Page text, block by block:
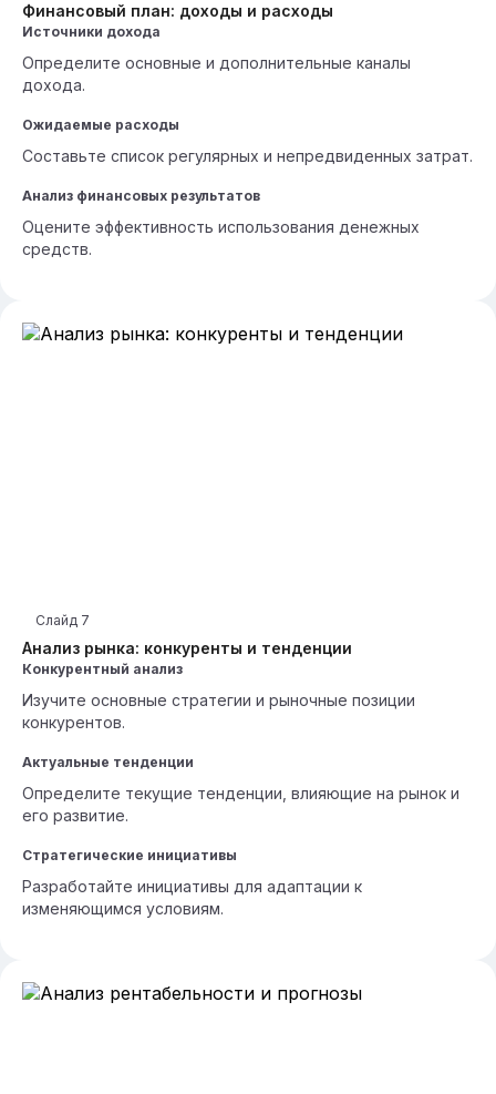
Финансовый план: доходы и расходы
Источники дохода
Определите основные и дополнительные каналы
дохода.
Ожидаемые расходы
Составьте список регулярных и непредвиденных затрат.
Анализ финансовых результатов
Оцените эффективность использования денежных
средств.
Анализ рынка: конкуренты и тенденции
Слайд 7
Конкурентный анализ
Изучите основные стратегии и рыночные позиции
конкурентов.
Актуальные тенденции
Определите текущие тенденции, влияющие на рынок и
его развитие.
Стратегические инициативы
Разработайте инициативы для адаптации к
изменяющимся условиям.